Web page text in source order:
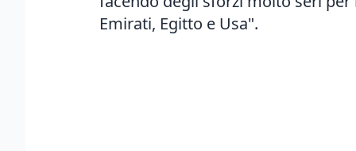
Emirati, Egitto e Usa".